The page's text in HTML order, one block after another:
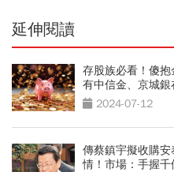
延伸閱讀
存股族必看！傻抱
有中信金、京城銀
2024-07-12
傳蔡鎮宇擬收購
情！市場：手握